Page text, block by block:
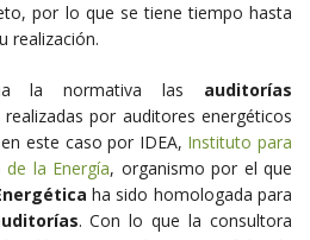
por lo que se tiene tiempo hasta
realización.
la normativa las auditorías
por auditores energéticos
este caso por IDEA, Instituto para
la Energía, organismo por el que
ha sido homologada para
. Con lo que la consultora